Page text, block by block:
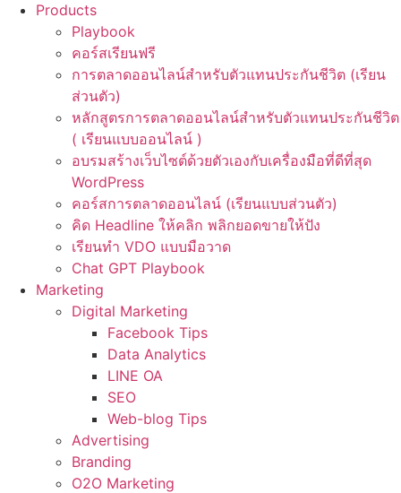
Products
Playbook
คอร์สเรียนฟรี
การตลาดออนไลน์สำหรับตัวแทนประกันชีวิต (เรียน
ส่วนตัว)
หลักสูตรการตลาดออนไลน์สำหรับตัวแทนประกันชีวิต
( เรียนแบบออนไลน์ )
อบรมสร้างเว็บไซต์ด้วยตัวเองกับเครื่องมือที่ดีที่สุด
WordPress
คอร์สการตลาดออนไลน์ (เรียนแบบส่วนตัว)
คิด Headline ให้คลิก พลิกยอดขายให้ปัง
เรียนทำ VDO แบบมือวาด
Chat GPT Playbook
Marketing
Digital Marketing
Facebook Tips
Data Analytics
LINE OA
SEO
Web-blog Tips
Advertising
Branding
O2O Marketing